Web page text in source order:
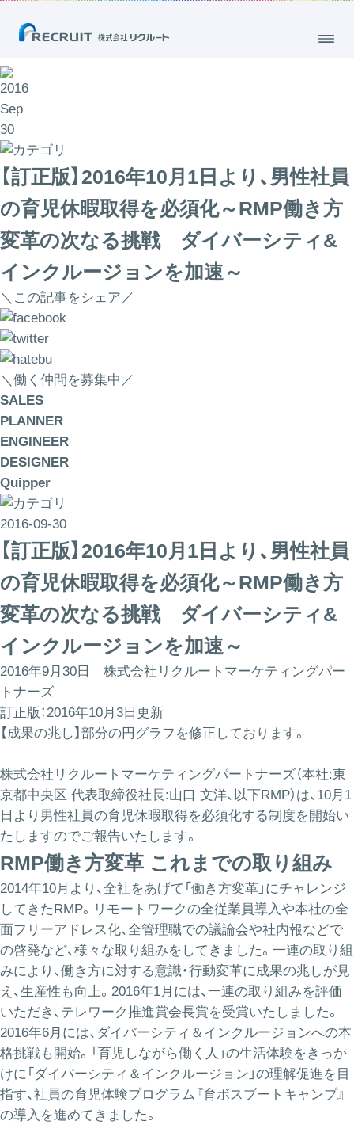
2016
Sep
30
【訂正版】2016年10月1日より、男性社員
の育児休暇取得を必須化～RMP働き方
変革の次なる挑戦 ダイバーシティ&
インクルージョンを加速～
＼この記事をシェア／
＼働く仲間を募集中／
SALES
PLANNER
ENGINEER
DESIGNER
Quipper
2016-09-30
【訂正版】2016年10月1日より、男性社員
の育児休暇取得を必須化～RMP働き方
変革の次なる挑戦 ダイバーシティ&
インクルージョンを加速～
2016年9月30日 株式会社リクルートマーケティングパー
トナーズ
訂正版：2016年10月3日更新
【成果の兆し】部分の円グラフを修正しております。
株式会社リクルートマーケティングパートナーズ（本社:東
京都中央区 代表取締役社長:山口 文洋、以下RMP）は、10月1
日より男性社員の育児休暇取得を必須化する制度を開始い
たしますのでご報告いたします。
RMP働き方変革 これまでの取り組み
2014年10月より、全社をあげて「働き方変革」にチャレンジ
してきたRMP。リモートワークの全従業員導入や本社の全
面フリーアドレス化、全管理職での議論会や社内報などで
の啓発など、様々な取り組みをしてきました。一連の取り組
みにより、働き方に対する意識・行動変革に成果の兆しが見
え、生産性も向上。2016年1月には、一連の取り組みを評価
いただき、テレワーク推進賞会長賞を受賞いたしました。
2016年6月には、ダイバーシティ＆インクルージョンへの本
格挑戦も開始。「育児しながら働く人」の生活体験をきっか
けに「ダイバーシティ＆インクルージョン」の理解促進を目
指す、社員の育児体験プログラム『育ボスブートキャンプ』
の導入を進めてきました。